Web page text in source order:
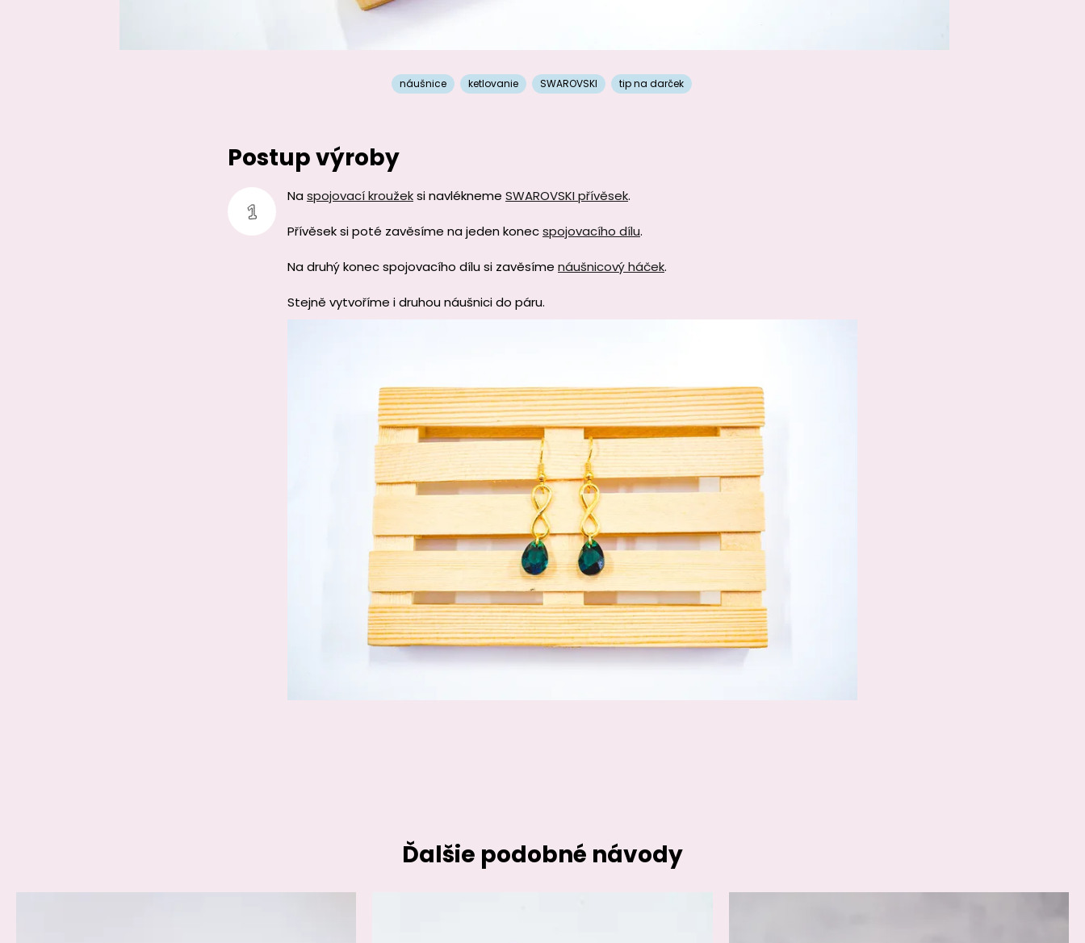
náušnice ketlovanie SWAROVSKI tip na darček
Postup výroby
Na spojovací kroužeksi navlékneme SWAROVSKI přívěsek.
Přívěsek si poté zavěsíme na jeden konecspojovacího dílu.
Na druhý konec spojovacího dílu si zavěsíme náušnicový háček.
Stejně vytvoříme i druhou náušnici do páru.
Ďalšie podobné návody